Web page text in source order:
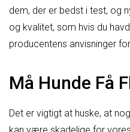
dem, der er bedst i test, og
og kvalitet, som hvis du
producentens anvisninger
Må Hunde Få
Det er vigtigt at huske, at
kan være skadelige for